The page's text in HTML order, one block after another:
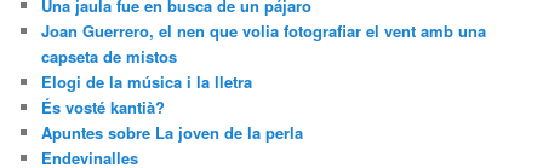
Una jaula fue en busca de un pájaro
Joan Guerrero, el nen que volia fotografiar el vent amb una
capseta de mistos
Elogi de la música i la lletra
És vosté kantià?
Apuntes sobre La joven de la perla
Endevinalles